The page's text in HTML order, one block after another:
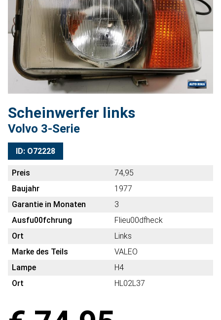
Scheinwerfer links
Volvo 3-Serie
ID: O72228
Preis
74,95
Baujahr
1977
Garantie in Monaten
3
Ausfu00fchrung
Flieu00dfheck
Ort
Links
Marke des Teils
VALEO
Lampe
H4
Ort
HL02L37